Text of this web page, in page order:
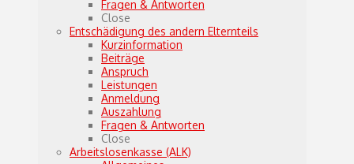
Fragen & Antworten
Close
Entschädigung des andern Elternteils
Kurzinformation
Beiträge
Anspruch
Leistungen
Anmeldung
Auszahlung
Fragen & Antworten
Close
Arbeitslosenkasse (ALK)